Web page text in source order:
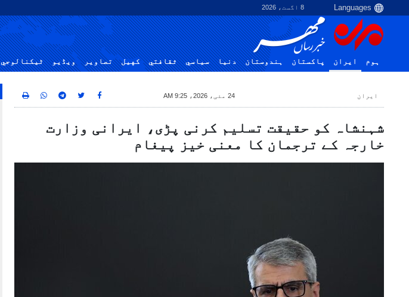
8 اگست، 2026
ہوم ایران پاکستان ہندوستان دنیا سياسي ثقافتي کهيل تصاوير ویڈیو ٹيكنالوجي
ایران 24 مئی، 2026، 9:25 AM
شہنشاہ کو حقیقت تسلیم کرنی پڑی، ایرانی وزارت
خارجہ کے ترجمان کا معنی خیز پیغام